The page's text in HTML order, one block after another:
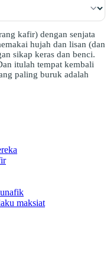
kafir) dengan senjata
hujah dan lisan (dan
sikap keras dan benci.
itulah tempat kembali
paling buruk adalah
maksiat